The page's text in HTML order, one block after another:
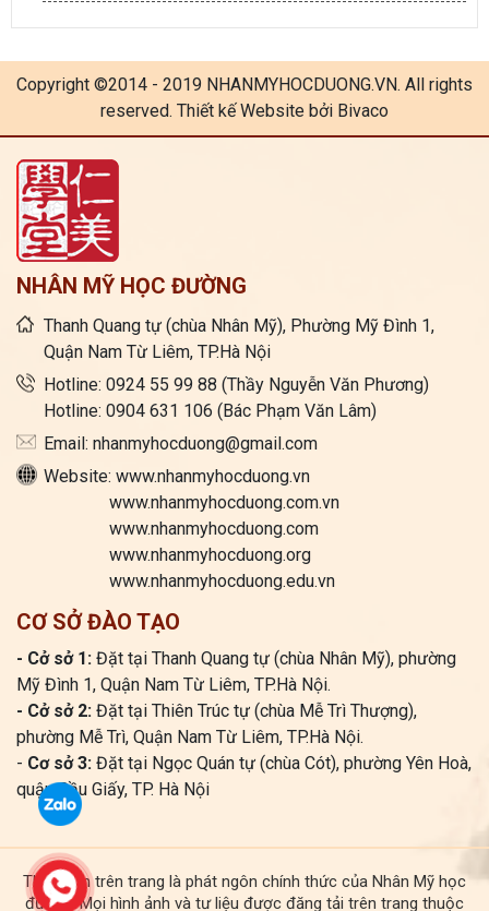
Copyright ©2014 - 2019 NHANMYHOCDUONG.VN. All rights
reserved. Thiết kế Website bởi Bivaco
NHÂN MỸ HỌC ĐƯỜNG
Thanh Quang tự (chùa Nhân Mỹ), Phường Mỹ Đình 1,
Quận Nam Từ Liêm, TP.Hà Nội
Hotline: 0924 55 99 88 (Thầy Nguyễn Văn Phương)
Hotline: 0904 631 106 (Bác Phạm Văn Lâm)
Email: nhanmyhocduong@gmail.com
Website: www.nhanmyhocduong.vn
www.nhanmyhocduong.com.vn
www.nhanmyhocduong.com
www.nhanmyhocduong.org
www.nhanmyhocduong.edu.vn
CƠ SỞ ĐÀO TẠO
- Cở sở 1: Đặt tại Thanh Quang tự (chùa Nhân Mỹ), phường
Mỹ Đình 1, Quận Nam Từ Liêm, TP.Hà Nội.
- Cở sở 2: Đặt tại Thiên Trúc tự (chùa Mễ Trì Thượng),
phường Mễ Trì, Quận Nam Từ Liêm, TP.Hà Nội.
- Cơ sở 3: Đặt tại Ngọc Quán tự (chùa Cót), phường Yên Hoà,
quận Cầu Giấy, TP. Hà Nội
Thông tin trên trang là phát ngôn chính thức của Nhân Mỹ học
đường. Mọi hình ảnh và tư liệu được đăng tải trên trang thuộc